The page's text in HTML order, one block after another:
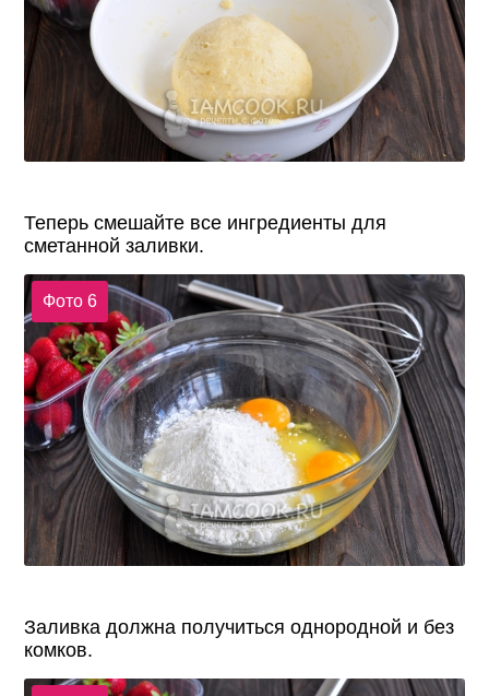
Теперь смешайте все ингредиенты для
сметанной заливки.
Фото 6
Заливка должна получиться однородной и без
комков.